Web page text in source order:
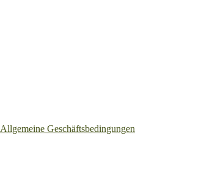
Allgemeine Geschäftsbedingungen